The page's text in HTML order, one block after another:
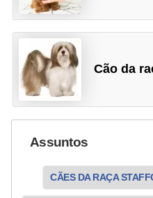
Cão da
Assuntos
CÃES DA RAÇA
t
a
ç
ã
o
R
a